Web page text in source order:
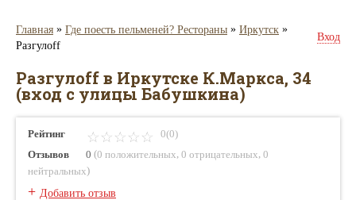
Главная » Где поесть пельменей? Рестораны » Иркутск »
Разгулоff
Вход
Разгулоff в Иркутске К.Маркса, 34
(вход с улицы Бабушкина)
Рейтинг
0(0)
Отзывов
0 (0 положительных 0 отрицательных 0
нейтральных)
+ Добавить отзыв